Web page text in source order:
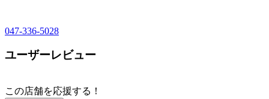
047-336-5028
ユーザーレビュー
この店舗を応援する！